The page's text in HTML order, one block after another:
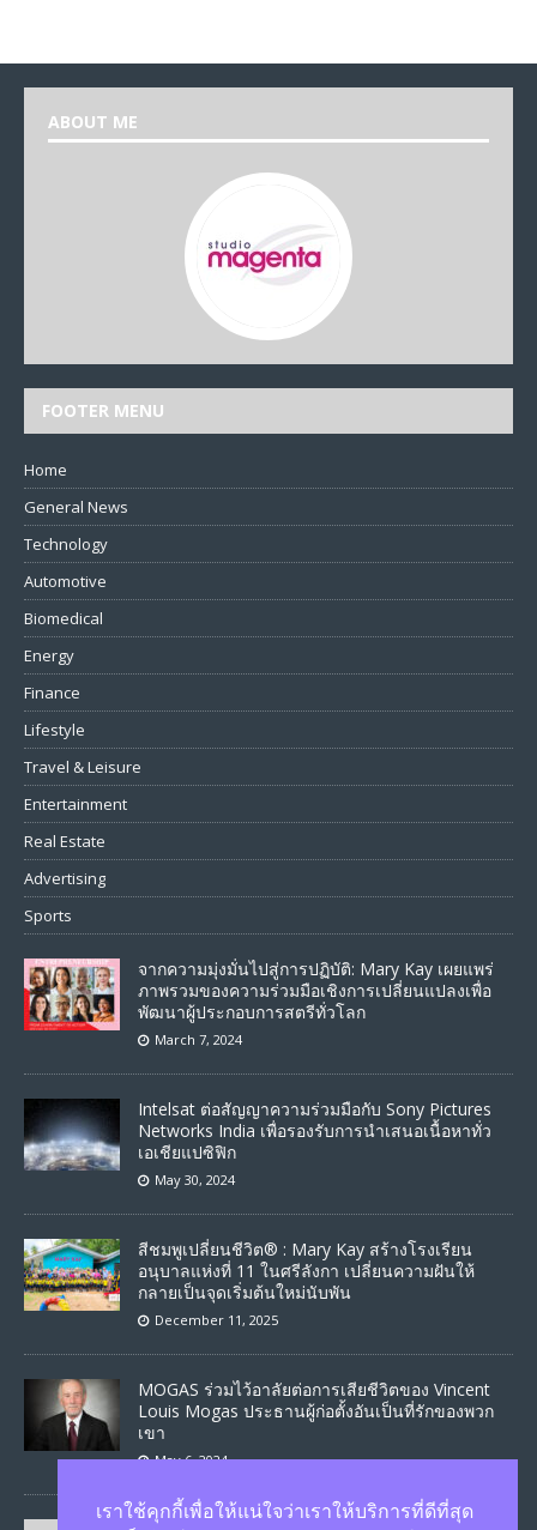
ABOUT ME
FOOTER MENU
Home
General News
Technology
Automotive
Biomedical
Energy
Finance
Lifestyle
Travel & Leisure
Entertainment
Real Estate
Advertising
Sports
จากความมุ่งมั่นไปสู่การปฏิบัติ: Mary Kay เผยแพร่
ภาพรวมของความร่วมมือเชิงการเปลี่ยนแปลงเพื่อ
พัฒนาผู้ประกอบการสตรีทั่วโลก
March 7, 2024
Intelsat ต่อสัญญาความร่วมมือกับ Sony Pictures
Networks India เพื่อรองรับการนำเสนอเนื้อหาทั่ว
เอเชียแปซิฟิก
May 30, 2024
สีชมพูเปลี่ยนชีวิต® : Mary Kay สร้างโรงเรียน
อนุบาลแห่งที่ 11 ในศรีลังกา เปลี่ยนความฝันให้
กลายเป็นจุดเริ่มต้นใหม่นับพัน
December 11, 2025
MOGAS ร่วมไว้อาลัยต่อการเสียชีวิตของ Vincent
Louis Mogas ประธานผู้ก่อตั้งอันเป็นที่รักของพวก
เขา
May 6, 2024
เราใช้คุกกี้เพื่อให้แน่ใจว่าเราให้บริการที่ดีที่สุด